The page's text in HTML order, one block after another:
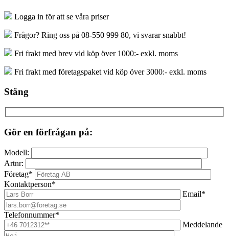
Logga in för att se våra priser
Frågor? Ring oss på 08-550 999 80, vi svarar snabbt!
Fri frakt med brev vid köp över 1000:- exkl. moms
Fri frakt med företagspaket vid köp över 3000:- exkl. moms
Stäng
Gör en förfrågan på:
Modell:
Artnr:
Företag*
Kontaktperson*
Email*
Telefonnummer*
Meddelande